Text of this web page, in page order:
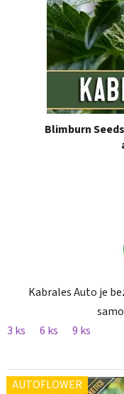
Blimburn
Kabrales Auto je
3 ks
6 ks 9 ks
AUTOFLOWER